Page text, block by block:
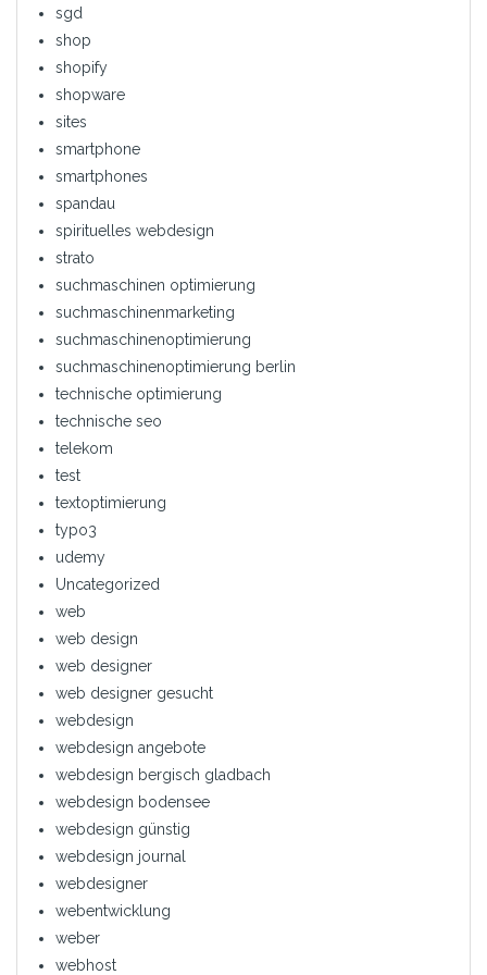
sgd
shop
shopify
shopware
sites
smartphone
smartphones
spandau
spirituelles webdesign
strato
suchmaschinen optimierung
suchmaschinenmarketing
suchmaschinenoptimierung
suchmaschinenoptimierung berlin
technische optimierung
technische seo
telekom
test
textoptimierung
typo3
udemy
Uncategorized
web
web design
web designer
web designer gesucht
webdesign
webdesign angebote
webdesign bergisch gladbach
webdesign bodensee
webdesign günstig
webdesign journal
webdesigner
webentwicklung
weber
webhost